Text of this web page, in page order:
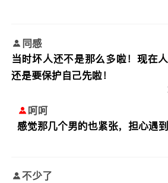
同感
当时坏人还不是那么多啦！现在人
还是要保护自己先啦！
呵呵
感觉那几个男的也紧张，担心遇
不少了